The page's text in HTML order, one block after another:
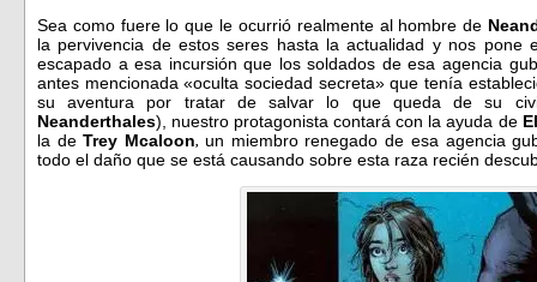
Sea como fuere lo que le ocurrió realmente al hombre de
la pervivencia de estos seres hasta la actualidad y nos
escapado a esa incursión que los soldados de esa agencia
antes mencionada «oculta sociedad secreta» que tenía
su aventura por tratar de salvar lo que queda de su
Neanderthales), nuestro protagonista contará con la ayuda de
la deTrey Mcaloon, un miembro renegado de esa agencia
todo el daño que se está causando sobre esta raza recién